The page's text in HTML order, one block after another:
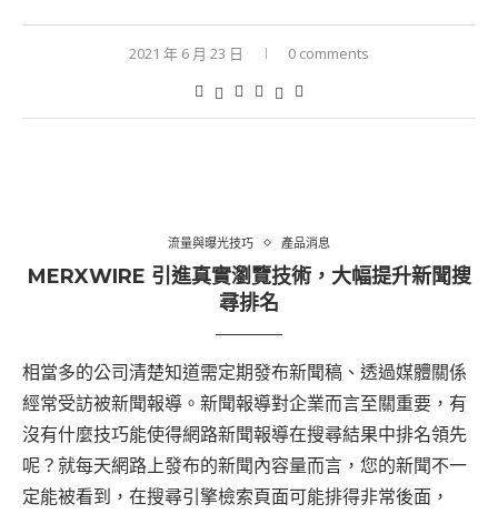
2021 年 6 月 23 日 0 comments
流量與曝光技巧 產品消息
MERXWIRE 引進真實瀏覽技術，大幅提升新聞搜
尋排名
相當多的公司清楚知道需定期發布新聞稿、透過媒體關係
經常受訪被新聞報導。新聞報導對企業而言至關重要，有
沒有什麼技巧能使得網路新聞報導在搜尋結果中排名領先
呢？就每天網路上發布的新聞內容量而言，您的新聞不一
定能被看到，在搜尋引擎檢索頁面可能排得非常後面，